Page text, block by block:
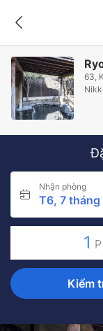
63,
Nhận phòng
T6, 7 tháng
1
Kiểm